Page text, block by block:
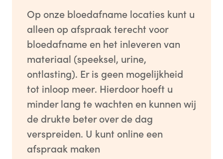
Op onze bloedafname locaties kunt u
alleen op afspraak terecht voor
bloedafname en het inleveren van
materiaal (speeksel, urine,
ontlasting). Er is geen mogelijkheid
tot inloop meer. Hierdoor hoeft u
minder lang te wachten en kunnen wij
de drukte beter over de dag
verspreiden. U kunt online een
afspraak maken